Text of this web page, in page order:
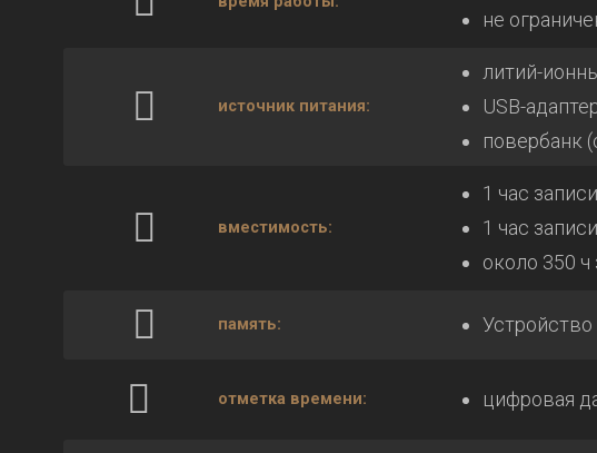
не
источник питания:
литий-
USB-
повербанк
вместимость:
1 час
1 час
около 350 ч
память: Устройство
отметка времени: цифровая